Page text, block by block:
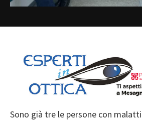
Sono già tre le persone con